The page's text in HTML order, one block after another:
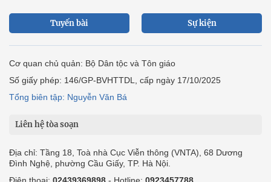
Tuyến bài Sự kiện
Cơ quan chủ quản: Bộ Dân tộc và Tôn giáo
Số giấy phép: 146/GP-BVHTTDL, cấp ngày 17/10/2025
Tổng biên tập: Nguyễn Văn Bá
Liên hệ tòa soạn
Địa chỉ: Tầng 18, Toà nhà Cục Viễn thông (VNTA), 68 Dương
Đình Nghệ, phường Cầu Giấy, TP. Hà Nội.